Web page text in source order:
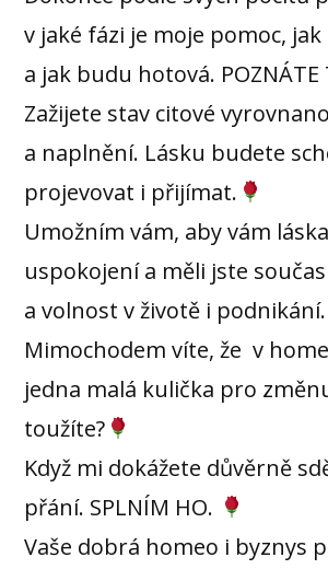
v jaké fázi je moje pomoc,
a jak budu hotová. POZNÁTE
Zažijete stav citové
a naplnění. Lásku budete
projevovat i přijímat.
Umožním vám, aby vám
uspokojení a měli jste
a volnost v životě i podnikání.
Mimochodem víte, že v
jedna malá kulička pro
toužíte?
Když mi dokážete důvěrně
přání. SPLNÍM HO.
Vaše dobrá homeo i byznys